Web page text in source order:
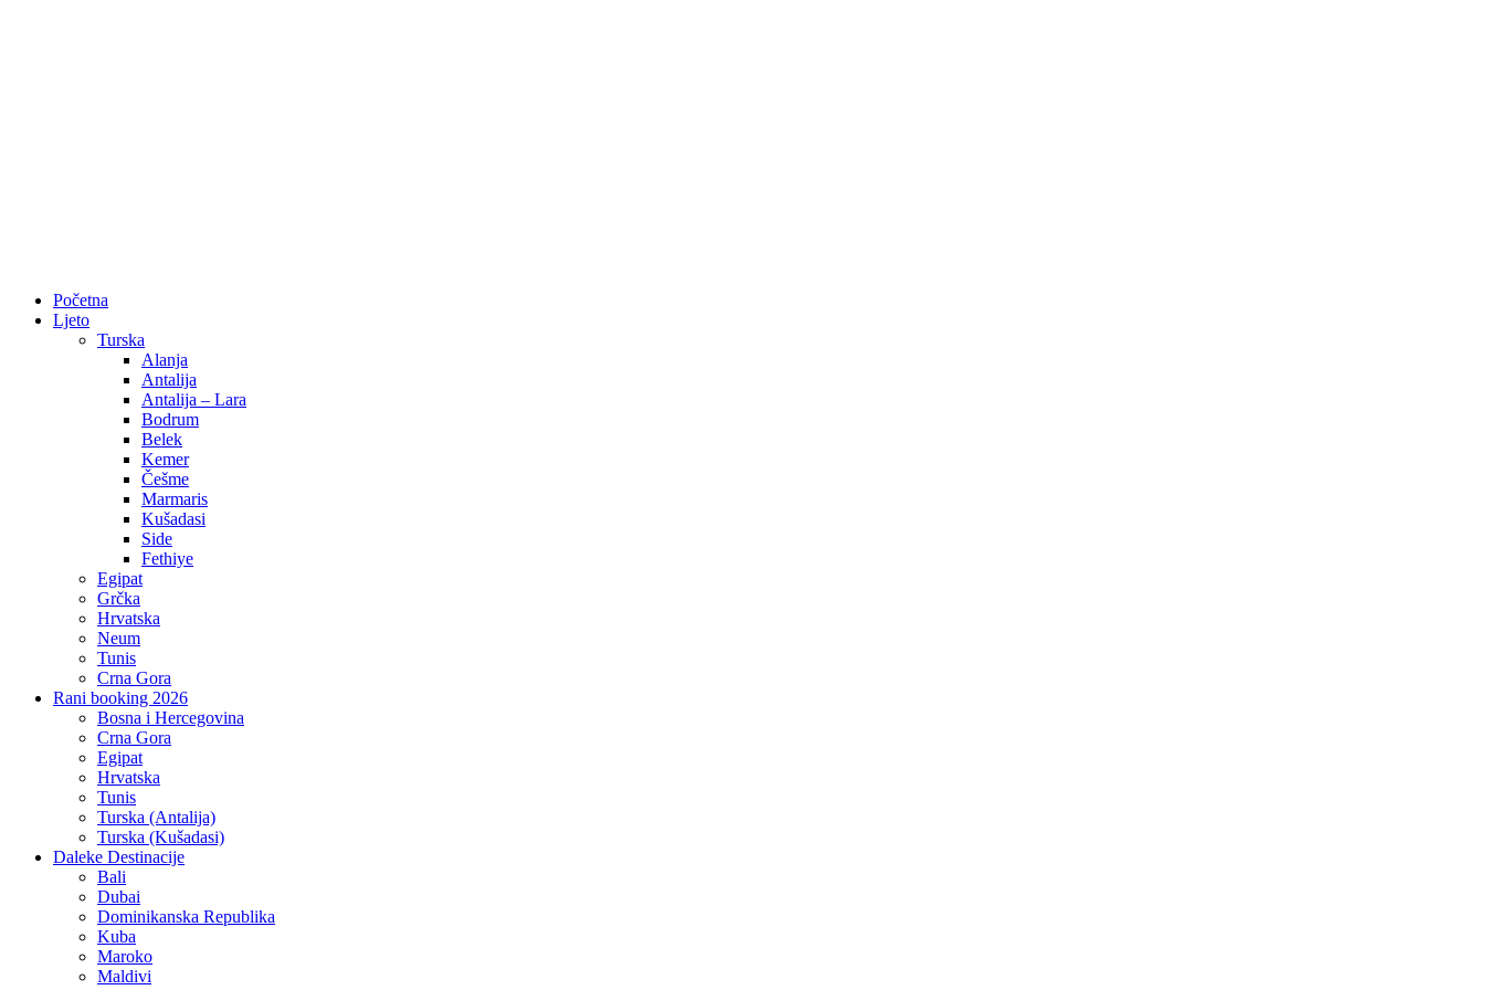
Početna
Ljeto
Turska
Alanja
Antalija
Antalija – Lara
Bodrum
Belek
Kemer
Češme
Marmaris
Kušadasi
Side
Fethiye
Egipat
Grčka
Hrvatska
Neum
Tunis
Crna Gora
Rani booking 2026
Bosna i Hercegovina
Crna Gora
Egipat
Hrvatska
Tunis
Turska (Antalija)
Turska (Kušadasi)
Daleke Destinacije
Bali
Dubai
Dominikanska Republika
Kuba
Maroko
Maldivi